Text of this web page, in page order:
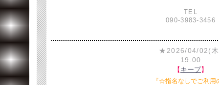
TEL
090-3983-3456
★2026/04/02(
19:00
【キープ】
『☆指名なしでご利用